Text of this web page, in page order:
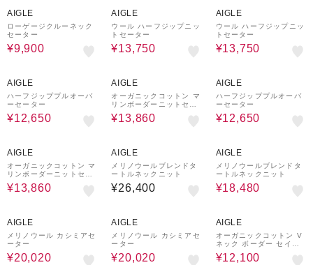
AIGLE
ローゲージクルーネック
セーター
¥9,900
AIGLE
ウール ハーフジップニッ
トセーター
¥13,750
AIGLE
ウール ハーフジップニッ
トセーター
¥13,750
AIGLE
ハーフジッププルオーバ
ーセーター
¥12,650
AIGLE
オーガニックコットン マ
リンボーダーニットセー
ター
¥13,860
AIGLE
ハーフジッププルオーバ
ーセーター
¥12,650
AIGLE
オーガニックコットン マ
リンボーダーニットセー
ター
¥13,860
AIGLE
メリノウールブレンドタ
ートルネックニット
¥26,400
AIGLE
メリノウールブレンドタ
ートルネックニット
¥18,480
AIGLE
メリノウール カシミアセ
ーター
¥20,020
AIGLE
メリノウール カシミアセ
ーター
¥20,020
AIGLE
オーガニックコットン V
ネック ボーダー セイラ
ーカラーニット セーター
サイドスリット
¥12,100